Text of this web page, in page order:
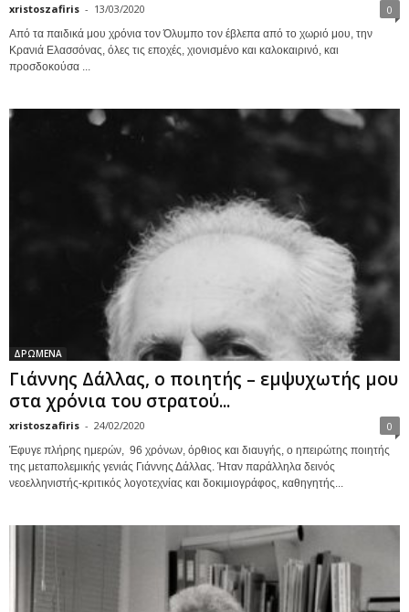
xristoszafiris - 13/03/2020 0
Από τα παιδικά μου χρόνια τον Όλυμπο τον έβλεπα από το χωριό μου, την
Κρανιά Ελασσόνας, όλες τις εποχές, χιονισμένο και καλοκαιρινό, και
προσδοκούσα ...
ΔΡΩΜΕΝΑ
Γιάννης Δάλλας, ο ποιητής – εμψυχωτής μου
στα χρόνια του στρατού...
xristoszafiris - 24/02/2020 0
Έφυγε πλήρης ημερών, 96 χρόνων, όρθιος και διαυγής, ο ηπειρώτης ποιητής
της μεταπολεμικής γενιάς Γιάννης Δάλλας. Ήταν παράλληλα δεινός
νεοελληνιστής-κριτικός λογοτεχνίας και δοκιμιογράφος, καθηγητής...